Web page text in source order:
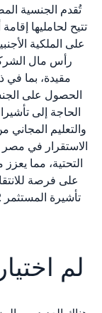
تُقدم الجنسية
تتيح لحامليها
رأس مال
مقيدة، بما في
الحصول على
الحاجة إلى
والتعليم المجاني
الاستقرار في مصر
التحتية، مما
على فرصة
لم